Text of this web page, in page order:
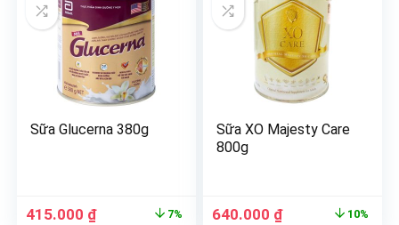
Sữa Glucerna 380g
415.000 ₫ 7%
Sữa XO Majesty Care
800g
640.000 ₫ 10%